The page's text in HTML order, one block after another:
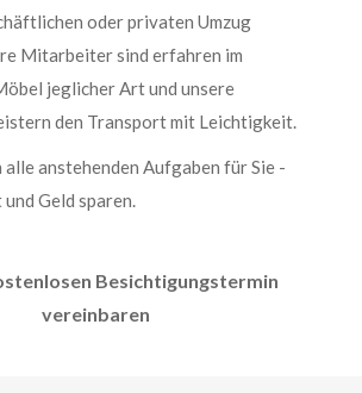
oder privaten Umzug
Mitarbeiter sind erfahren im
jeglicher Art und unsere
den Transport mit Leichtigkeit.
anstehenden Aufgaben für Sie -
Geld sparen.
Besichtigungstermin
vereinbaren